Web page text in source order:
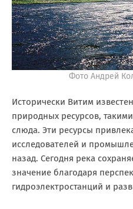
Фото Андрей
Исторически Витим
природных ресурсов,
слюда. Эти ресурсы
исследователей и
назад. Сегодня река
значение благодаря
гидроэлектростанций и